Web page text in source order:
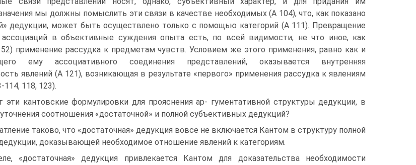
мы долж­ны помыслить эти связи в качестве необходимых (А 104), что, как показано
дедукции, может быть осуществлено только с помощью категорий (А 111). Превращение
ассоциаций в объективные суждения опыта есть, по всей видимос­ти, не что иное, как
применение рассудка к предметам чувств. Условием же этого применения, равно как и
ему ассоциативного соединения представлений, оказывается внутренняя
явлений (А 121), воз­никающая в результате «первого» применения рассудка к явлениям
114, 118, 123).
кантовские формулировки для прояснения ар- гументативной структуры дедукции, в
со­отношения «достаточной» и полной субъективных дедукций?
таково, что «достаточная» дедукция вовсе не включается Кантом в структуру полной
доказывающей необходимое отношение явлений к категориям.
«достаточная» дедукция привлекается Кантом для доказательства необходимости